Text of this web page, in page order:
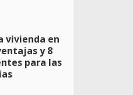
vivienda en
y 8
para las